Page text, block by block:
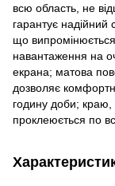
всю область, не
гарантує надійний
що
навантаження на
екрана; матова
дозволяє
годину доби; краю,
проклеюється по